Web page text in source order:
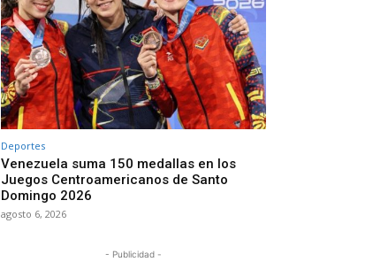
Deportes
Venezuela suma 150 medallas en los
Juegos Centroamericanos de Santo
Domingo 2026
agosto 6, 2026
- Publicidad -